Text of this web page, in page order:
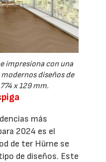
impresiona con una
diseños de
x 129 mm.
más
2024 es el
de ter Hürne se
de diseños. Este